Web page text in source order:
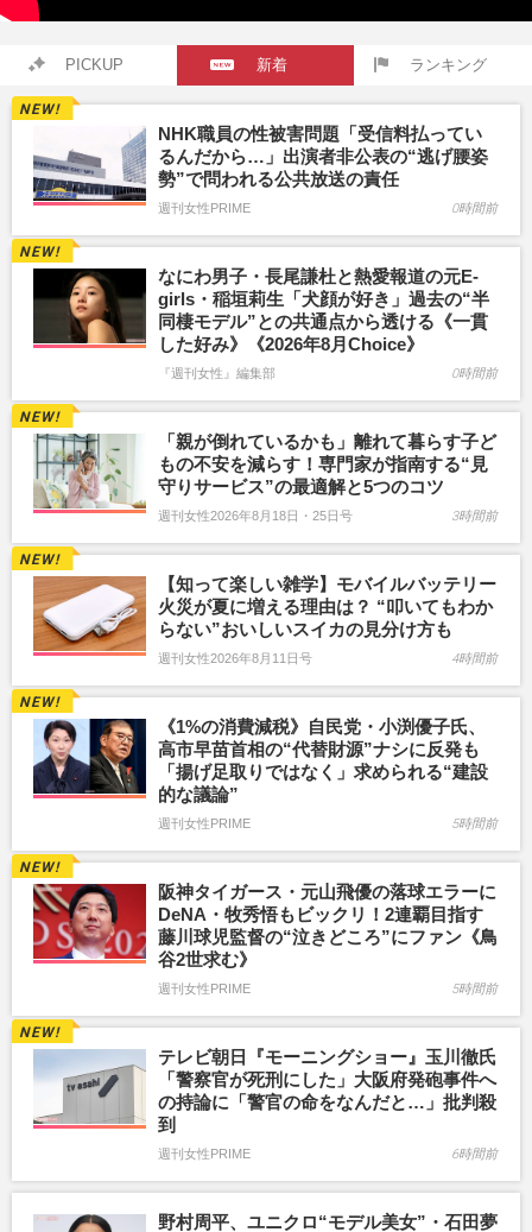
PICKUP 新着 ランキング
NHK職員の性被害問題「受信料払ってい
るんだから…」出演者非公表の“逃げ腰姿
勢”で問われる公共放送の責任
週刊女性PRIME 0時間前
なにわ男子・長尾謙杜と熱愛報道の元E-
girls・稲垣莉生「犬顔が好き」過去の“半
同棲モデル”との共通点から透ける《一貫
した好み》《2026年8月Choice》
『週刊女性』編集部 0時間前
「親が倒れているかも」離れて暮らす子ど
もの不安を減らす！専門家が指南する“見
守りサービス”の最適解と5つのコツ
週刊女性2026年8月18日・25日号 3時間前
【知って楽しい雑学】モバイルバッテリー
火災が夏に増える理由は？ “叩いてもわか
らない”おいしいスイカの見分け方も
週刊女性2026年8月11日号 4時間前
《1%の消費減税》自民党・小渕優子氏、
高市早苗首相の“代替財源”ナシに反発も
「揚げ足取りではなく」求められる“建設
的な議論”
週刊女性PRIME 5時間前
阪神タイガース・元山飛優の落球エラーに
DeNA・牧秀悟もビックリ！2連覇目指す
藤川球児監督の“泣きどころ”にファン《鳥
谷2世求む》
週刊女性PRIME 5時間前
テレビ朝日『モーニングショー』玉川徹氏
「警察官が死刑にした」大阪府発砲事件へ
の持論に「警官の命をなんだと…」批判殺
到
週刊女性PRIME 6時間前
野村周平、ユニクロ“モデル美女”・石田夢